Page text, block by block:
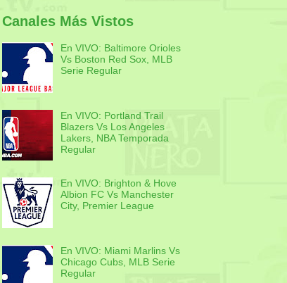
Canales Más Vistos
En VIVO: Baltimore Orioles
Vs Boston Red Sox, MLB
Serie Regular
En VIVO: Portland Trail
Blazers Vs Los Angeles
Lakers, NBA Temporada
Regular
En VIVO: Brighton & Hove
Albion FC Vs Manchester
City, Premier League
En VIVO: Miami Marlins Vs
Chicago Cubs, MLB Serie
Regular